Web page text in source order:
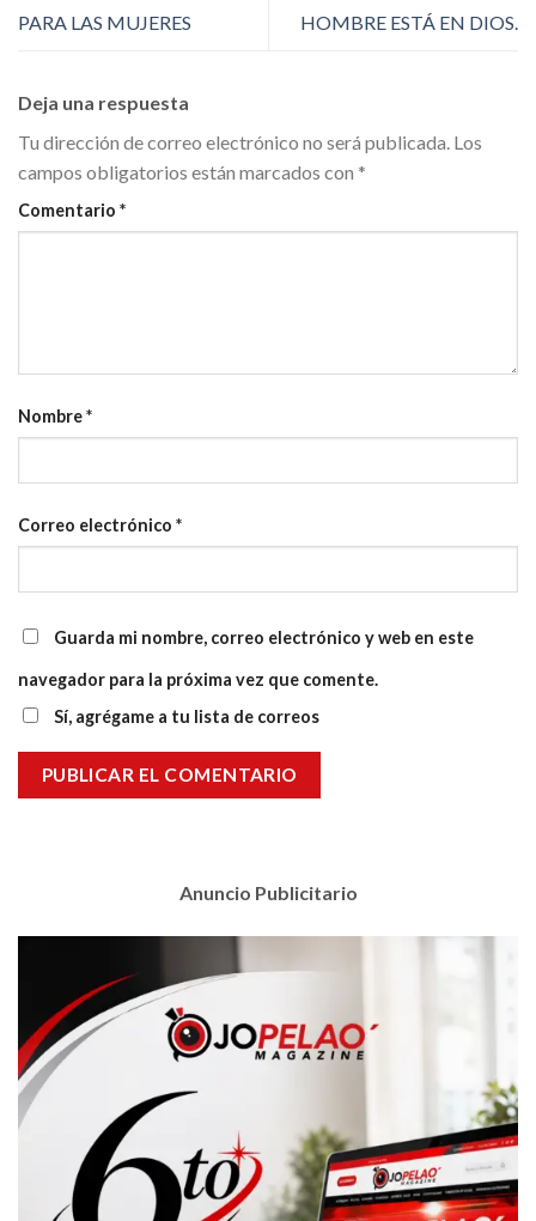
PARA LAS MUJERES
HOMBRE ESTÁ EN DIOS.
Deja una respuesta
Tu dirección de correo electrónico no será publicada. Los
campos obligatorios están marcados con *
Comentario *
Nombre*
Correo electrónico *
Guarda mi nombre, correo electrónico y web en este
navegador para la próxima vez que comente.
Sí, agrégame a tu lista de correos
Anuncio Publicitario